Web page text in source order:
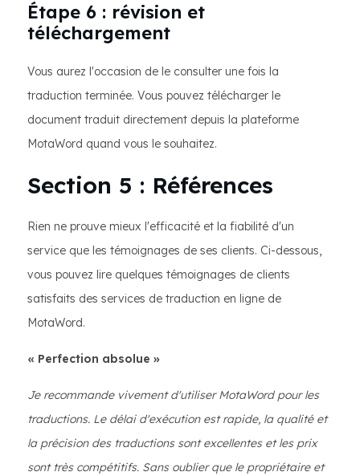
Étape 6 : révision et
téléchargement
Vous aurez l'occasion de le consulter une fois la
traduction terminée. Vous pouvez télécharger le
document traduit directement depuis la plateforme
MotaWord quand vous le souhaitez.
Section 5 : Références
Rien ne prouve mieux l'efficacité et la fiabilité d'un
service que les témoignages de ses clients. Ci-dessous,
vous pouvez lire quelques témoignages de clients
satisfaits des services de traduction en ligne de
MotaWord.
« Perfection absolue »
Je recommande vivement d'utiliser MotaWord pour les
traductions. Le délai d'exécution est rapide, la qualité et
la précision des traductions sont excellentes et les prix
sont très compétitifs. Sans oublier que le propriétaire et